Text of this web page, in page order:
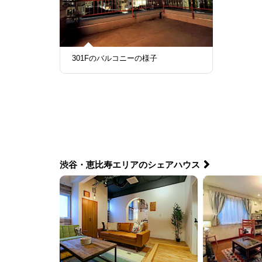
301Fのバルコニーの様子
渋谷・恵比寿エリアのシェアハウス